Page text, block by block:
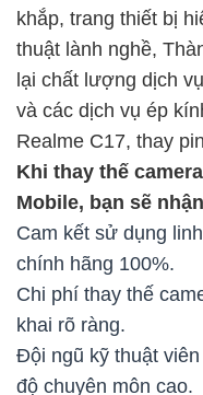
khắp, trang thiết bị
thuật lành nghề,
lại chất lượng dịch
và các dịch vụ ép
Realme C17, thay
Khi thay thế
Mobile, bạn sẽ
Cam kết sử dụng
chính hãng 100%.
Chi phí thay thế
khai rõ ràng.
Đội ngũ kỹ thuật
độ chuyên môn cao.